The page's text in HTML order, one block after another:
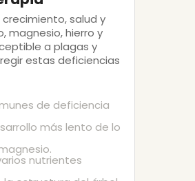
salud y
magnesio, hierro y
a plagas y
estas deficiencias
de deficiencia
más lento de lo
nutrientes